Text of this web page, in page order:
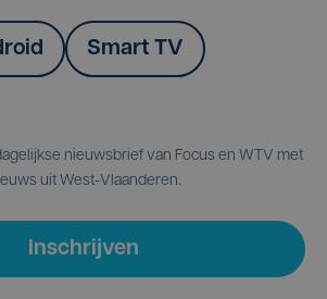
Smart TV
nieuwsbrief van Focus en WTV met
uit West-Vlaanderen.
Inschrijven